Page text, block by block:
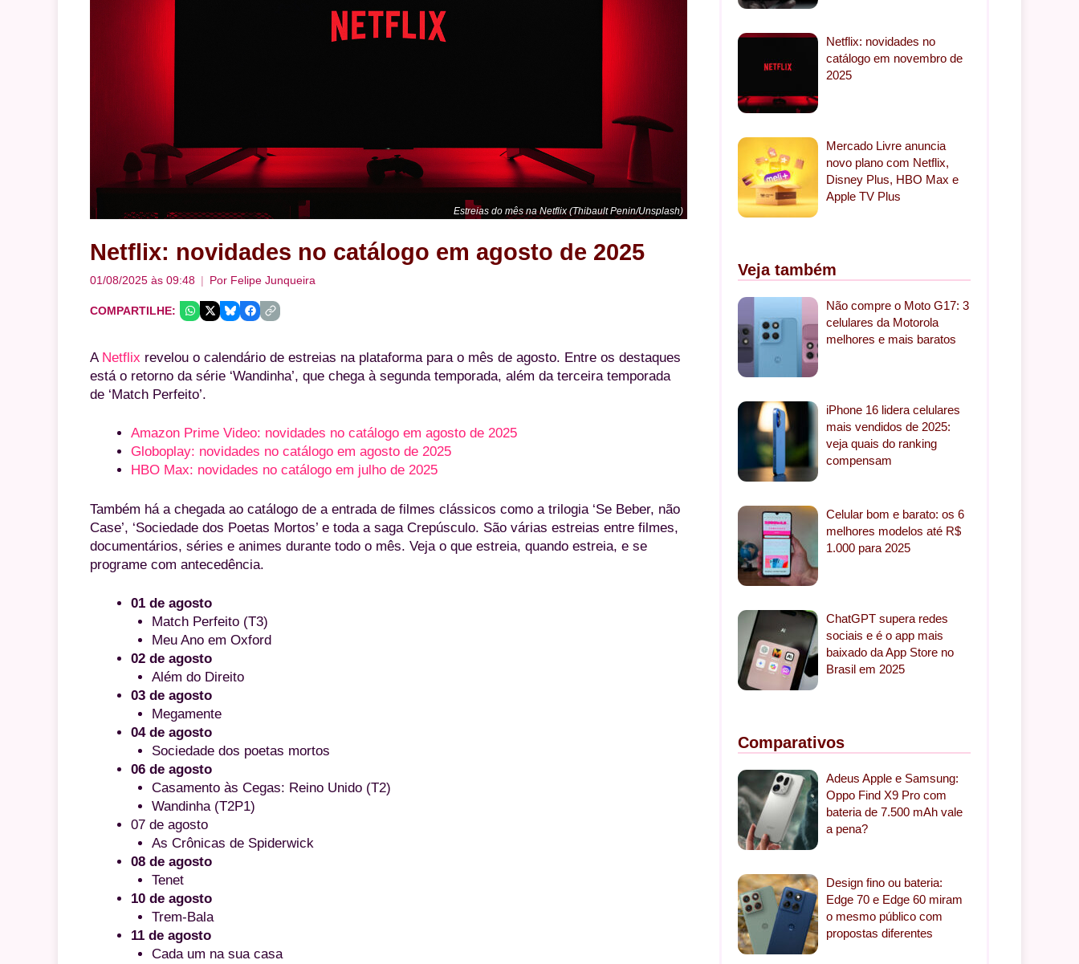
Estreias do mês na Netflix (Thibault Penin/Unsplash)
Netflix: novidades no catálogo em agosto de 2025
01/08/2025 às 09:48 Por Felipe Junqueira
COMPARTILHE:
A Netflix revelou o calendário de estreias na plataforma para o mês de agosto. Entre os destaques
está o retorno da série ‘Wandinha’, que chega à segunda temporada, além da terceira temporada
de ‘Match Perfeito’.
Amazon Prime Video: novidades no catálogo em agosto de 2025
Globoplay: novidades no catálogo em agosto de 2025
HBO Max: novidades no catálogo em julho de 2025
Também há a chegada ao catálogo de a entrada de filmes clássicos como a trilogia ‘Se Beber, não
Case’, ‘Sociedade dos Poetas Mortos’ e toda a saga Crepúsculo. São várias estreias entre filmes,
documentários, séries e animes durante todo o mês. Veja o que estreia, quando estreia, e se
programe com antecedência.
01 de agosto
Match Perfeito (T3)
Meu Ano em Oxford
02 de agosto
Além do Direito
03 de agosto
Megamente
04 de agosto
Sociedade dos poetas mortos
06 de agosto
Casamento às Cegas: Reino Unido (T2)
Wandinha (T2P1)
07 de agosto
As Crônicas de Spiderwick
08 de agosto
Tenet
10 de agosto
Trem-Bala
11 de agosto
Cada um na sua casa
Netflix: novidades no
catálogo em novembro de
2025
Mercado Livre anuncia
novo plano com Netflix,
Disney Plus, HBO Max e
Apple TV Plus
Veja também
Não compre o Moto G17: 3
celulares da Motorola
melhores e mais baratos
iPhone 16 lidera celulares
mais vendidos de 2025:
veja quais do ranking
compensam
Celular bom e barato: os 6
melhores modelos até R$
1.000 para 2025
ChatGPT supera redes
sociais e é o app mais
baixado da App Store no
Brasil em 2025
Comparativos
Adeus Apple e Samsung:
Oppo Find X9 Pro com
bateria de 7.500 mAh vale
a pena?
Design fino ou bateria:
Edge 70 e Edge 60 miram
o mesmo público com
propostas diferentes